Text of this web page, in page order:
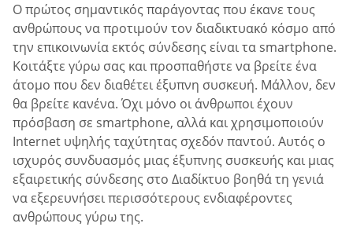
Ο πρώτος σημαντικός παράγοντας που έκανε τους
ανθρώπους να προτιμούν τον διαδικτυακό κόσμο από
την επικοινωνία εκτός σύνδεσης είναι τα smartphone.
Κοιτάξτε γύρω σας και προσπαθήστε να βρείτε ένα
άτομο που δεν διαθέτει έξυπνη συσκευή. Μάλλον, δεν
θα βρείτε κανένα. Όχι μόνο οι άνθρωποι έχουν
πρόσβαση σε smartphone, αλλά και χρησιμοποιούν
Internet υψηλής ταχύτητας σχεδόν παντού. Αυτός ο
ισχυρός συνδυασμός μιας έξυπνης συσκευής και μιας
εξαιρετικής σύνδεσης στο Διαδίκτυο βοηθά τη γενιά
να εξερευνήσει περισσότερους ενδιαφέροντες
ανθρώπους γύρω της.